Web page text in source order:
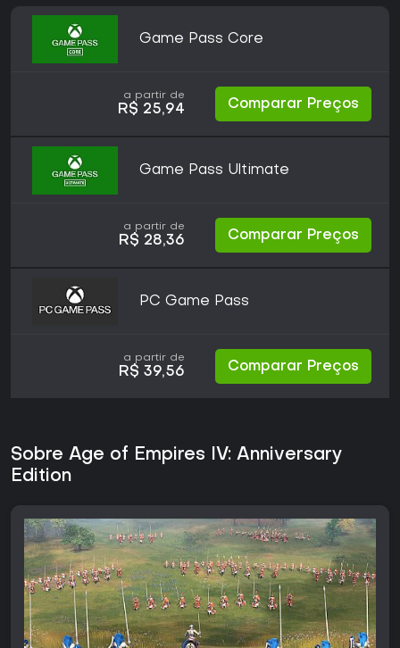
Game Pass Core
a partir de
R$ 25,94 Comparar Preços
Game Pass Ultimate
a partir de
R$ 28,36 Comparar Preços
PC Game Pass
a partir de
R$ 39,56 Comparar Preços
Sobre Age of Empires IV: Anniversary
Edition